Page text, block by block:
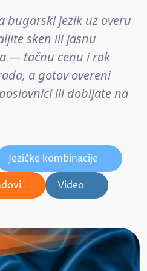
bugarski jezik uz overu
sken ili jasnu
— tačnu cenu i rok
a gotov overeni
ili dobijate na
Jezičke kombinacije
Video